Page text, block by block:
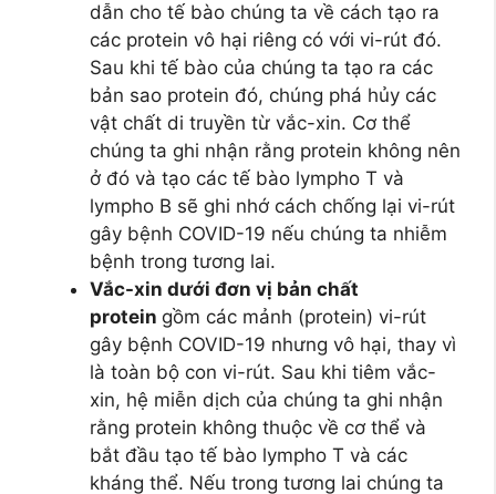
dẫn cho tế bào chúng ta về cách tạo ra
các protein vô hại riêng có với vi-rút đó.
Sau khi tế bào của chúng ta tạo ra các
bản sao protein đó, chúng phá hủy các
vật chất di truyền từ vắc-xin. Cơ thể
chúng ta ghi nhận rằng protein không nên
ở đó và tạo các tế bào lympho T và
lympho B sẽ ghi nhớ cách chống lại vi-rút
gây bệnh COVID-19 nếu chúng ta nhiễm
bệnh trong tương lai.
Vắc-xin dưới đơn vị bản chất
protein gồm các mảnh (protein) vi-rút
gây bệnh COVID-19 nhưng vô hại, thay vì
là toàn bộ con vi-rút. Sau khi tiêm vắc-
xin, hệ miễn dịch của chúng ta ghi nhận
rằng protein không thuộc về cơ thể và
bắt đầu tạo tế bào lympho T và các
kháng thể. Nếu trong tương lai chúng ta